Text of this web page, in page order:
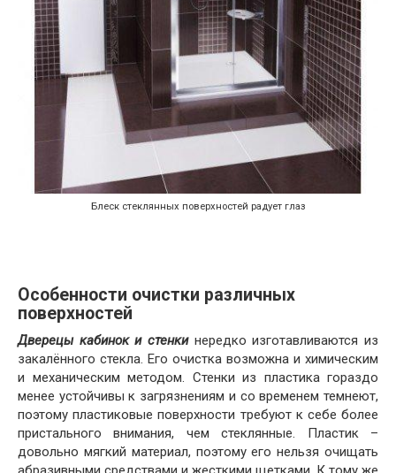
Блеск стеклянных поверхностей радует глаз
Особенности очистки различных
поверхностей
Дверецы кабинок и стенкинередко изготавливаются из
закалённого стекла. Его очистка возможна и химическим
и механическим методом. Стенки из пластика гораздо
менее устойчивы к загрязнениям и со временем темнеют,
поэтому пластиковые поверхности требуют к себе более
пристального внимания, чем стеклянные. Пластик –
довольно мягкий материал, поэтому его нельзя очищать